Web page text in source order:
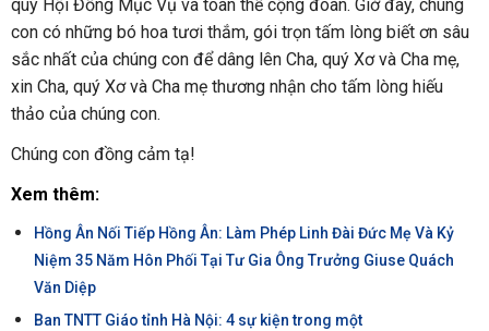
quý Hội Đồng Mục Vụ và toàn thể cộng đoàn. Giờ đây, chúng
con có những bó hoa tươi thắm, gói trọn tấm lòng biết ơn sâu
sắc nhất của chúng con để dâng lên Cha, quý Xơ và Cha mẹ,
xin Cha, quý Xơ và Cha mẹ thương nhận cho tấm lòng hiếu
thảo của chúng con.
Chúng con đồng cảm tạ!
Xem thêm:
Hồng Ân Nối Tiếp Hồng Ân: Làm Phép Linh Đài Đức Mẹ Và Kỷ
Niệm 35 Năm Hôn Phối Tại Tư Gia Ông Trưởng Giuse Quách
Văn Diệp
Ban TNTT Giáo tỉnh Hà Nội: 4 sự kiện trong một